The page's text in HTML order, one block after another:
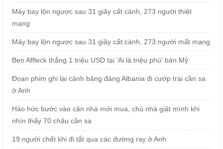
Máy bay lộn ngược sau 31 giây cất cánh, 273 người thiệt
mạng
Máy bay lộn ngược sau 31 giây cất cánh, 273 người mất mạng
Ben Affleck thắng 1 triệu USD tại 'Ai là triệu phú' bản Mỹ
Đoạn phim ghi lại cảnh băng đảng Albania đi cướp trại cần sa
ở Anh
Háo hức bước vào căn nhà mới mua, chủ nhà giật mình khi
nhìn thấy 70 chậu cần sa
19 người chết khi đi tắt qua các đường ray ở Anh